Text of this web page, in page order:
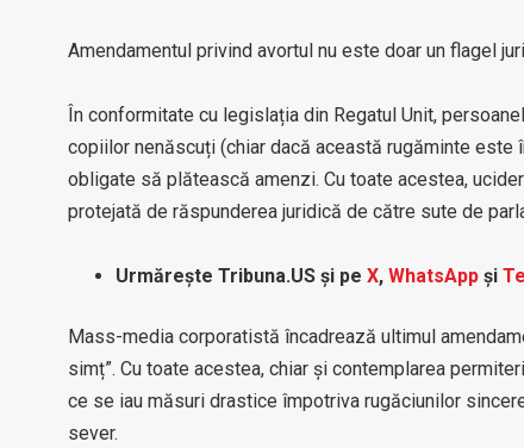
Amendamentul privind avortul nu este doar un flagel
În conformitate cu legislația din Regatul Unit,
copiilor nenăscuți (chiar dacă această rugăminte este
obligate să plătească amenzi. Cu toate acestea,
protejată de răspunderea juridică de către sute de
Urmărește Tribuna.US și pe X, WhatsAppși
Mass-media corporatistă încadrează ultimul
simț”. Cu toate acestea, chiar și contemplarea
ce se iau măsuri drastice împotriva rugăciunilor
sever.